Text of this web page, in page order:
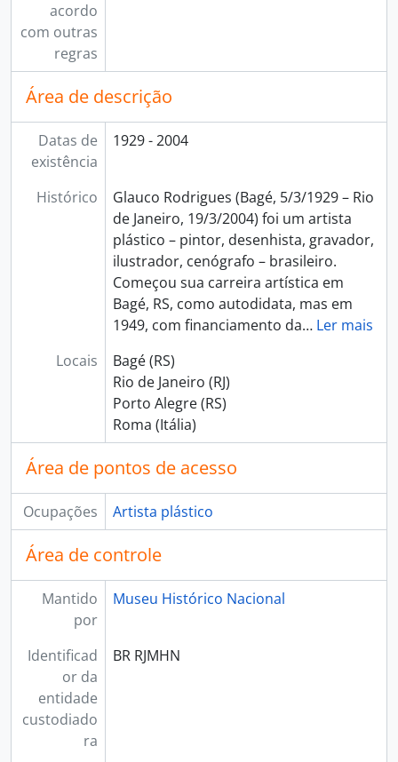
acordo
com outras
regras
Área de descrição
Datas de
existência
1929 - 2004
Histórico
Glauco Rodrigues (Bagé, 5/3/1929 – Rio
de Janeiro, 19/3/2004) foi um artista
plástico – pintor, desenhista, gravador,
ilustrador, cenógrafo – brasileiro.
Começou sua carreira artística em
Bagé, RS, como autodidata, mas em
1949, com financiamento da… Ler mais
Locais
Bagé (RS)
Rio de Janeiro (RJ)
Porto Alegre (RS)
Roma (Itália)
Área de pontos de acesso
Ocupações Artista plástico
Área de controle
Mantido
por
Museu Histórico Nacional
Identificad
or da
entidade
custodiado
ra
BR RJMHN